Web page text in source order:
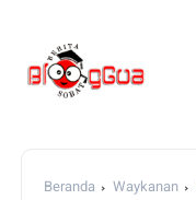
Beranda Waykanan